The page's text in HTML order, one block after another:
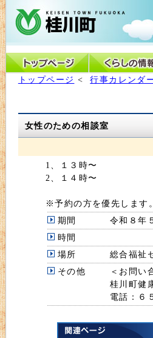
トップページ <行事カレンダ
女性のための相談室
1、１３時〜
2、１４時〜
※予約の方を優先します。
期間
令和８年
時間
場所
総合福祉
その他
＜お問い
桂川町健
電話：６